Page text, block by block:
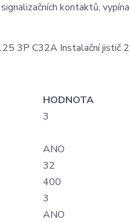
kontaktů,
HODNOTA
3
ANO
32
400
3
ANO